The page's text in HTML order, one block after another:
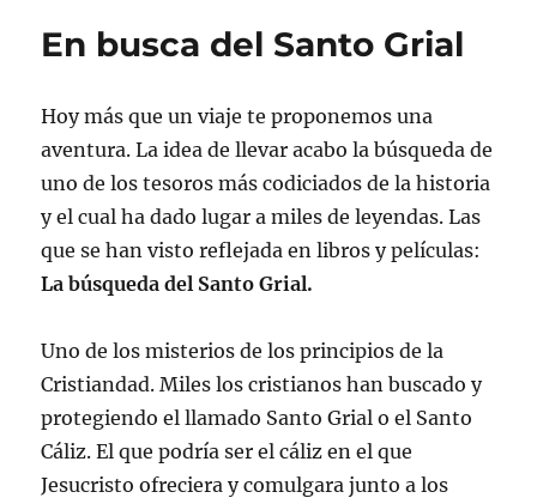
En busca del Santo Grial
Hoy más que un viaje te proponemos una
aventura. La idea de llevar acabo la búsqueda de
uno de los tesoros más codiciados de la historia
y el cual ha dado lugar a miles de leyendas. Las
que se han visto reflejada en libros y películas:
La búsqueda del Santo Grial.
Uno de los misterios de los principios de la
Cristiandad. Miles los cristianos han buscado y
protegiendo el llamado Santo Grial o el Santo
Cáliz. El que podría ser el cáliz en el que
Jesucristo ofreciera y comulgara junto a los